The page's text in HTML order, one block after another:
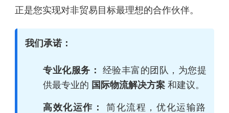
正是您实现对非贸易目标最理想的合作伙伴。
我们承诺：
专业化服务： 经验丰富的团队，为您提
供最专业的 国际物流解决方案 和建议。
高效化运作：简化流程，优化运输路